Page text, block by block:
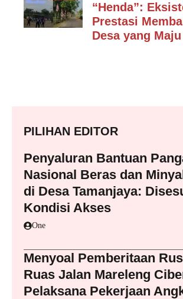
“Henda”:
Prestasi
Desa yang Maju
PILIHAN EDITOR
Penyaluran Bantuan
Nasional Beras dan
di Desa Tamanjaya:
Kondisi Akses
One
Menyoal Pemberitaan
Ruas Jalan Mareleng
Pelaksana Pekerjaan